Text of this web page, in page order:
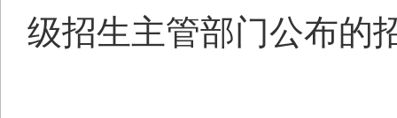
级招生主管部门公布的